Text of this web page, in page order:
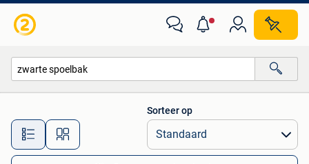
Alle afstanden…
Sorteer op